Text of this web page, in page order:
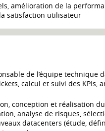
amélioration de la
satisfaction utilisateur
de l’équipe technique
calcul et suivi des KPIs,
conception et réalisation
analyse de risques,
datacenters (étude,